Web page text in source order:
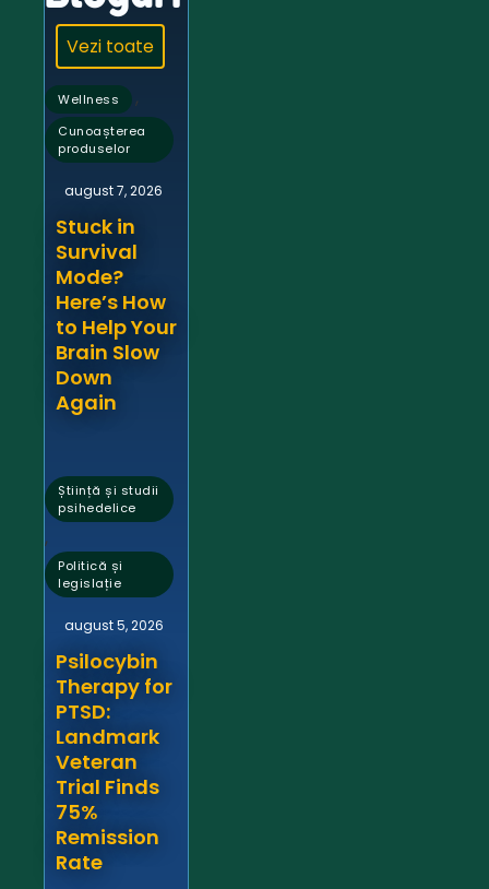
Vezi toate
Wellness ,
Cunoașterea
produselor
august 7, 2026
Stuck in
Survival
Mode?
Here’s How
to Help Your
Brain Slow
Down
Again
Știință și studii
psihedelice
,
Politică și
legislație
august 5, 2026
Psilocybin
Therapy for
PTSD:
Landmark
Veteran
Trial Finds
75%
Remission
Rate